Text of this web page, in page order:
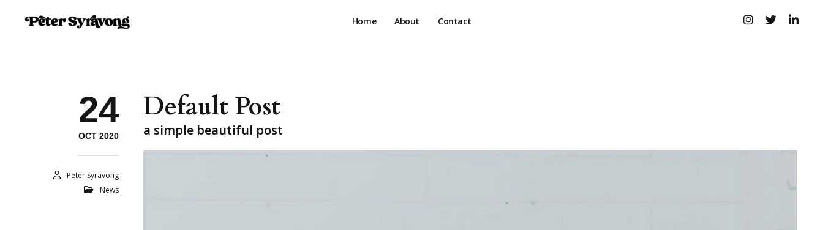
Home About Contact
24
OCT 2020
Peter Syravong
News
Default Post
a simple beautiful post